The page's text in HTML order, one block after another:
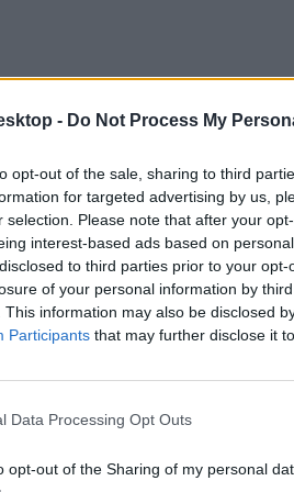
- Do Not Process My
opt-out of the sale, sharing to third
for targeted advertising by us,
selection. Please note that after your
interest-based ads based on
to third parties prior to your
of your personal information by
This information may also be disclosed
Participants that may further disclose it
Data Processing Opt Outs
opt-out of the Sharing of my personal
a krimi, sci-fi, fantasy irodalom,
média is, elsősorban a TikTok.
tekintették meg, és ez a szám